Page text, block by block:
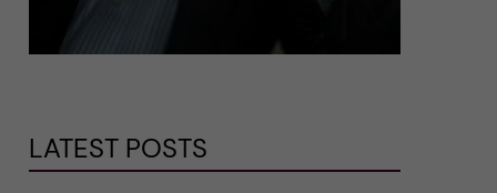
LATEST POSTS